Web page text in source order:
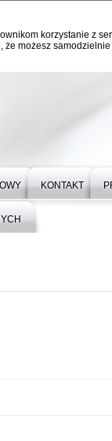
korzystanie z
możesz
KONTAKT